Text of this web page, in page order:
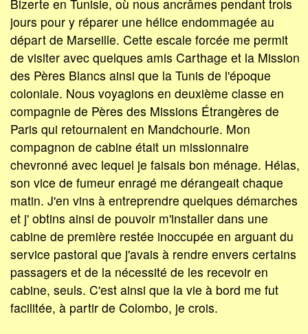
Bizerte en Tunisie, où nous ancrâmes pendant trois
jours pour y réparer une hélice endommagée au
départ de Marseille. Cette escale forcée me permit
de visiter avec quelques amis Carthage et la Mission
des Pères Blancs ainsi que la Tunis de l'époque
coloniale. Nous voyagions en deuxième classe en
compagnie de Pères des Missions Étrangères de
Paris qui retournaient en Mandchourie. Mon
compagnon de cabine était un missionnaire
chevronné avec lequel je faisais bon ménage. Hélas,
son vice de fumeur enragé me dérangeait chaque
matin. J'en vins à entreprendre quelques démarches
et j' obtins ainsi de pouvoir m'installer dans une
cabine de première restée inoccupée en arguant du
service pastoral que j'avais à rendre envers certains
passagers et de la nécessité de les recevoir en
cabine, seuls. C'est ainsi que la vie à bord me fut
facilitée, à partir de Colombo, je crois.